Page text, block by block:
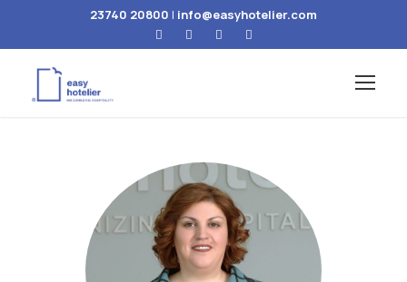
23740 20800 | info@easyhotelier.com